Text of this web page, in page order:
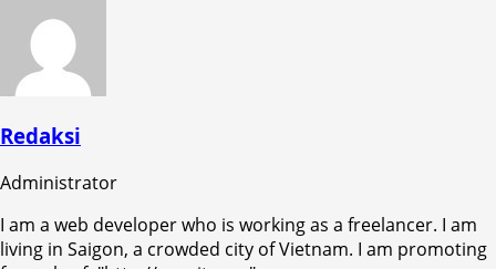
Redaksi
Administrator
I am a web developer who is working as a freelancer. I am
living in Saigon, a crowded city of Vietnam. I am promoting